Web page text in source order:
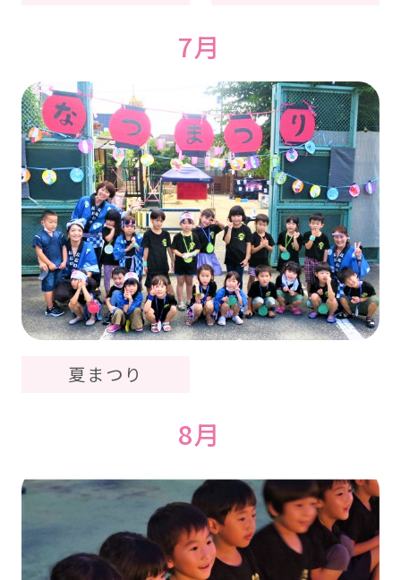
7月
夏まつり
8月